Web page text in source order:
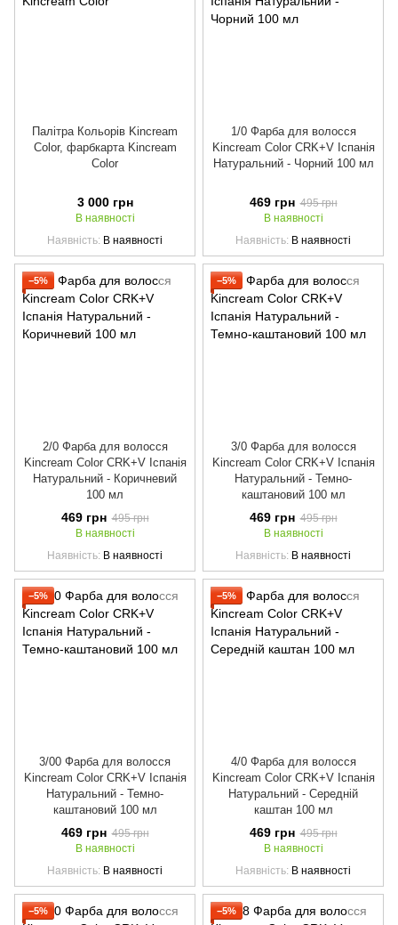
Палітра Кольорів Kincream
Color, фарбкарта Kincream
Color
3 000 грн
В наявності
Наявність В наявності
1/0 Фарба для волосся
Kincream Color CRK+V Іспанія
Натуральний - Чорний 100 мл
469 грн 495 грн
В наявності
Наявність В наявності
−5%
2/0 Фарба для волосся
Kincream Color CRK+V Іспанія
Натуральний - Коричневий
100 мл
469 грн 495 грн
В наявності
Наявність В наявності
−5%
3/0 Фарба для волосся
Kincream Color CRK+V Іспанія
Натуральний - Темно-
каштановий 100 мл
469 грн 495 грн
В наявності
Наявність В наявності
−5%
3/00 Фарба для волосся
Kincream Color CRK+V Іспанія
Натуральний - Темно-
каштановий 100 мл
469 грн 495 грн
В наявності
Наявність В наявності
−5%
4/0 Фарба для волосся
Kincream Color CRK+V Іспанія
Натуральний - Середній
каштан 100 мл
469 грн 495 грн
В наявності
Наявність В наявності
−5% −5%